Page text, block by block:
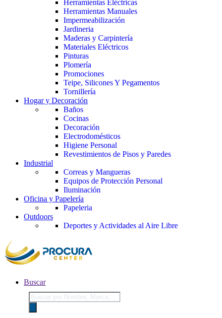
Herramientas Eléctricas
Herramientas Manuales
Impermeabilización
Jardineria
Maderas y Carpintería
Materiales Eléctricos
Pinturas
Plomería
Promociones
Teipe, Silicones Y Pegamentos
Tornillería
Hogar y Decoración
Baños
Cocinas
Decoración
Electrodomésticos
Higiene Personal
Revestimientos de Pisos y Paredes
Industrial
Correas y Mangueras
Equipos de Protección Personal
Iluminación
Oficina y Papelería
Papeleria
Outdoors
Deportes y Actividades al Aire Libre
Buscar
Búsqueda
de
productos